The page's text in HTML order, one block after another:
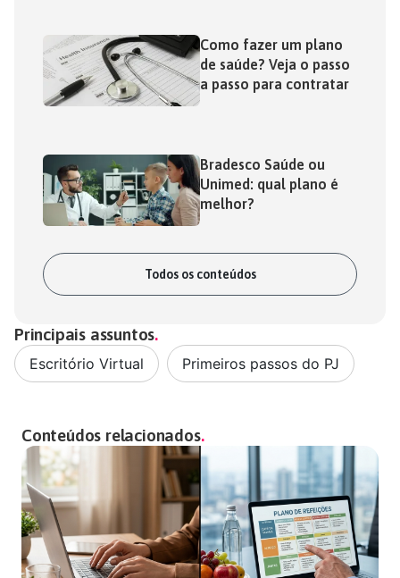
Como fazer um plano
de saúde? Veja o passo
a passo para contratar
Bradesco Saúde ou
Unimed: qual plano é
melhor?
Todos os conteúdos
Principais assuntos
Escritório Virtual Primeiros passos do PJ
Conteúdos relacionados